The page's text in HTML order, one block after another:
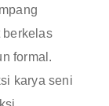
berkelas
formal .
karya seni